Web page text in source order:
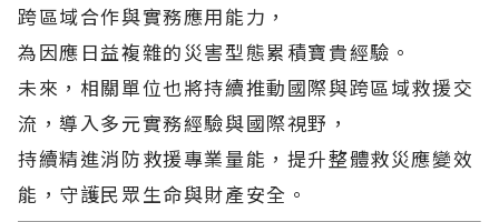
跨區域合作與實務應用能力，
為因應日益複雜的災害型態累積寶貴經驗。
未來，相關單位也將持續推動國際與跨區域救援交
流，導入多元實務經驗與國際視野，
持續精進消防救援專業量能，提升整體救災應變效
能，守護民眾生命與財產安全。